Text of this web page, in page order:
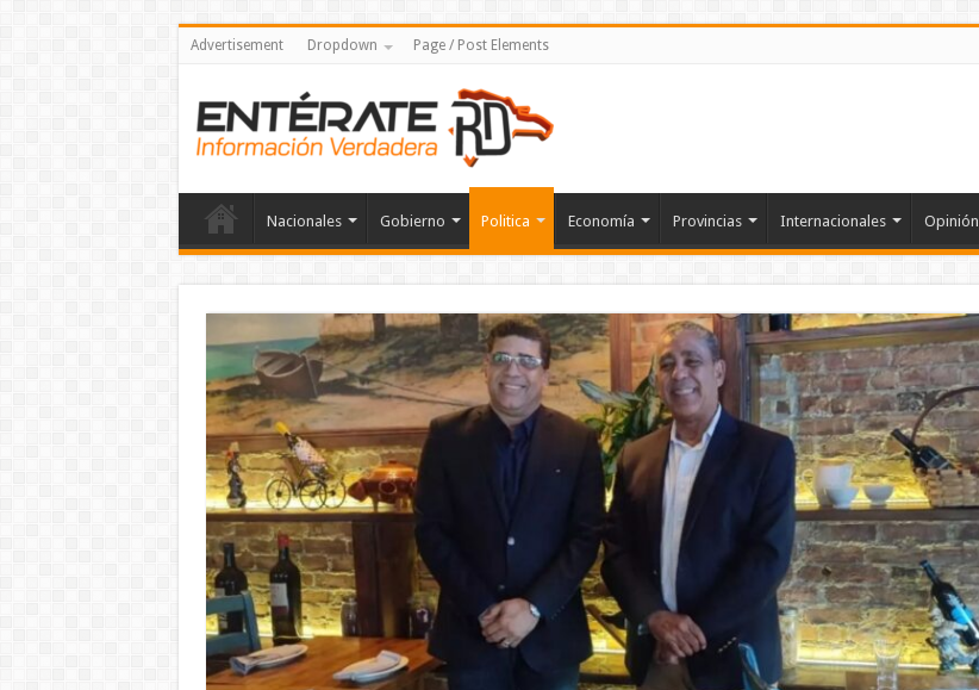
Advertisement Dropdown Page / Post Elements
Nacionales Gobierno Politica Economía Provincias Internacionales Opinión